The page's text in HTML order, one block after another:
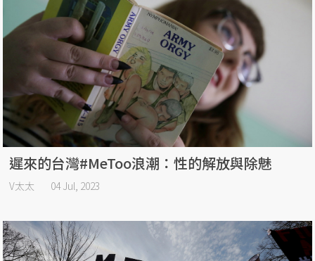
遲來的台灣#MeToo浪潮：性的解放與除魅
V太太 04 Jul, 2023